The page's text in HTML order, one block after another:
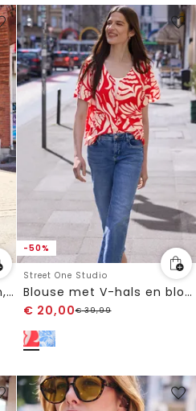
Blouse met 3/4-mouwen, split in de hals en print
-50%
Street One Studio
Blouse met V-hals en bloemenpatroon
€ 20,00€39,99